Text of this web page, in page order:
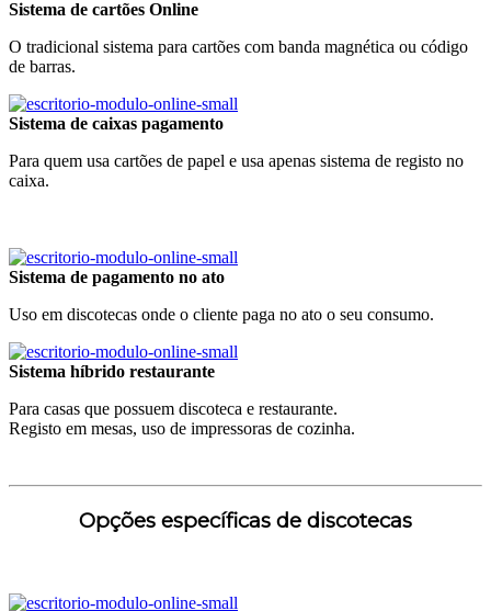
Sistema de cartões Online
O tradicional sistema para cartões com banda magnética ou código
de barras.
Sistema de caixas pagamento
Para quem usa cartões de papel e usa apenas sistema de registo no
caixa.
Sistema de pagamento no ato
Uso em discotecas onde o cliente paga no ato o seu consumo.
Sistema híbrido restaurante
Para casas que possuem discoteca e restaurante.
Registo em mesas, uso de impressoras de cozinha.
Opções específicas de discotecas